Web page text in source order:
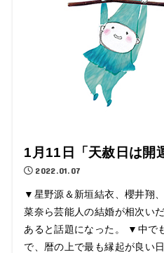
1月11日「天赦日は開
2022.01.07
▼星野源＆新垣結衣、櫻井翔
菜奈ら芸能人の結婚が相次い
あると話題になった。 ▼中で
で、暦の上で最も縁起が良い